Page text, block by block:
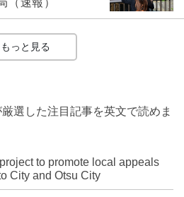
速報）
もっと見る
選した注目記事を英文で読めま
to promote local appeals
City and Otsu City